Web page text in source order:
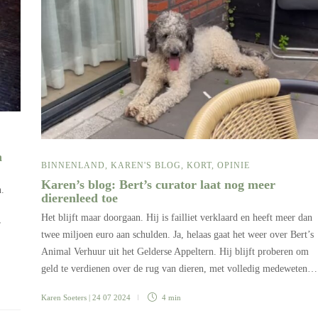
BINNENLAND KAREN'S BLOG KORT OPINIE
Karen’s blog: Bert’s curator laat nog meer
dierenleed toe
Het blijft maar doorgaan. Hij is failliet verklaard en heeft meer dan
twee miljoen euro aan schulden. Ja, helaas gaat het weer over Bert’s
Animal Verhuur uit het Gelderse Appeltern. Hij blijft proberen om
geld te verdienen over de rug van dieren, met volledig medeweten…
Karen Soeters | 24 07 2024 4 min